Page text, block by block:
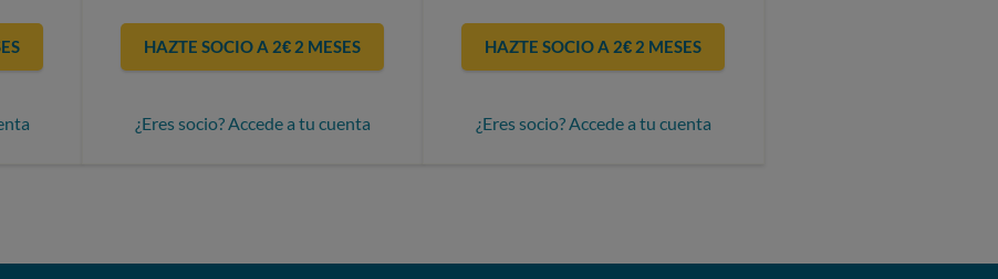
HAZTE SOCIO A 2€ 2 MESES
¿Eres socio? Accede a tu cuenta
HAZTE SOCIO A 2€ 2 MESES
¿Eres socio? Accede a tu cuenta